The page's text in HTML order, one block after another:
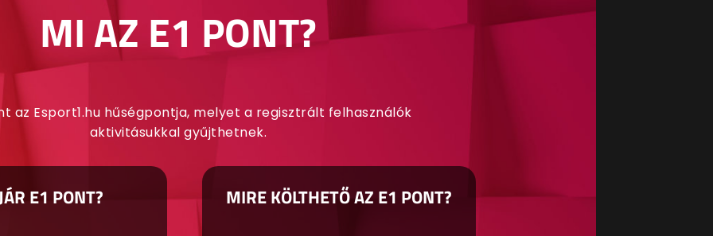
MI AZ E1 PONT?
az Esport1.hu hűségpontja, melyet a regisztrált felhasználók
aktivitásukkal gyűjthetnek.
E1 PONT? MIRE KÖLTHETŐ AZ E1 PONT?